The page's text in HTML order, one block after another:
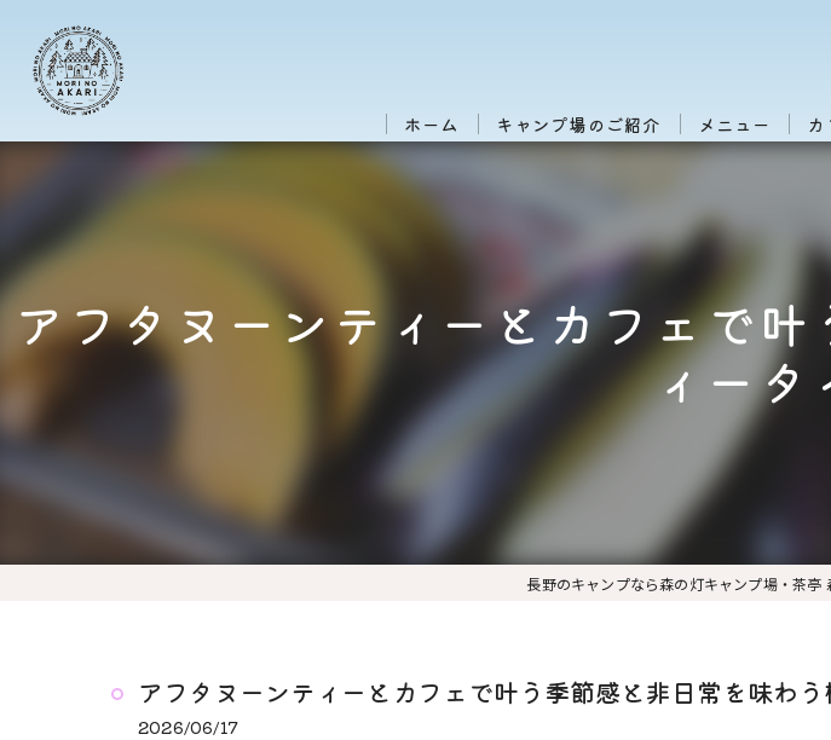
ホーム キャンプ場のご紹介 メニュー カ
アフタヌーンティーとカフェで
ィータ
長野のキャンプなら森の灯キャンプ場・茶亭
アフタヌーンティーとカフェで叶う季節感と非日常を味わ
2026/06/17